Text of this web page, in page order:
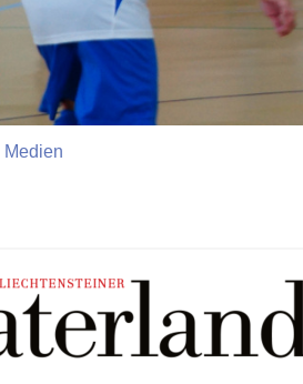
Medien